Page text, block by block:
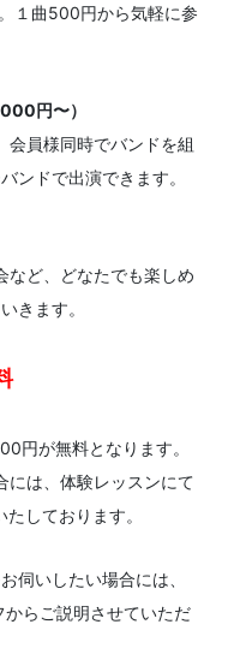
１曲500円から気軽に参
円〜）
会員様同時でバンドを組
ンドで出演できます。
など、どなたでも楽しめ
きます。
円が無料となります。
には、体験レッスンにて
しております。
伺いしたい場合には、
らご説明させていただ